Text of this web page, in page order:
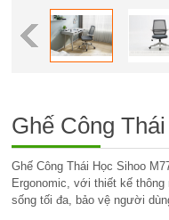
Ghế Công
Ghế Công Thái Học Sihoo
Ergonomic, với thiết kế
sống tối đa, bảo vệ người